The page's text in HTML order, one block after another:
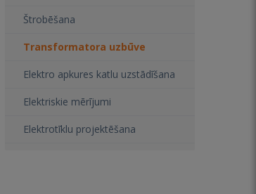
Štrobēšana
Transformatora uzbūve
Elektro apkures katlu uzstādīšana
Elektriskie mērījumi
Elektrotīklu projektēšana